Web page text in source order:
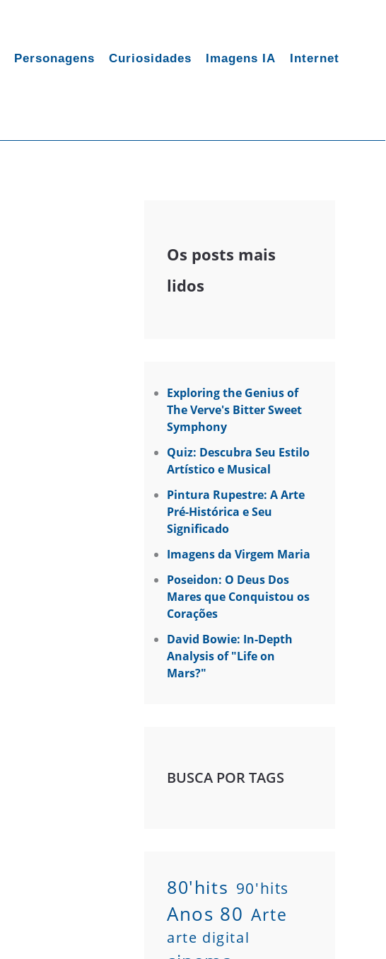
Personagens Curiosidades Imagens IA Internet
Os posts mais
lidos
Exploring the Genius of
The Verve's Bitter Sweet
Symphony
Quiz: Descubra Seu Estilo
Artístico e Musical
Pintura Rupestre: A Arte
Pré-Histórica e Seu
Significado
Imagens da Virgem Maria
Poseidon: O Deus Dos
Mares que Conquistou os
Corações
David Bowie: In-Depth
Analysis of "Life on
Mars?"
BUSCA POR TAGS
80'hits 90'hits
Anos 80 Arte
arte digital